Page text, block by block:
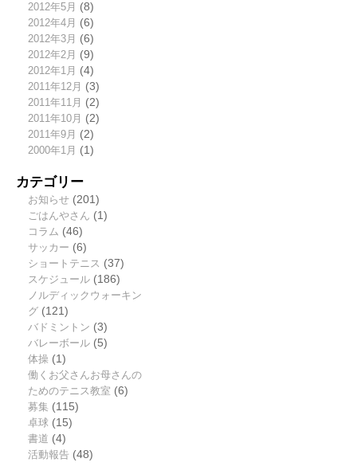
2012年5月 (8)
2012年4月 (6)
2012年3月 (6)
2012年2月 (9)
2012年1月 (4)
2011年12月 (3)
2011年11月 (2)
2011年10月 (2)
2011年9月 (2)
2000年1月 (1)
カテゴリー
お知らせ(201)
ごはんやさん (1)
コラム (46)
サッカー (6)
ショートテニス (37)
スケジュール(186)
ノルディックウォーキン
グ(121)
バドミントン (3)
バレーボール(5)
体操(1)
働くお父さんお母さんの
ためのテニス教室 (6)
募集 (115)
卓球 (15)
書道 (4)
活動報告(48)